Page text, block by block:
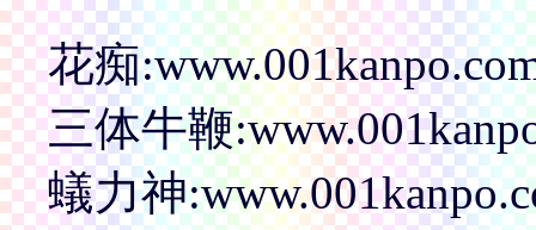
花痴
三体牛鞭
蟻力神